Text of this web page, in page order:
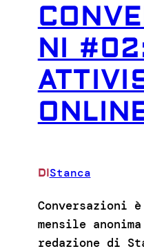
NI
DIStanca
Conversazioni
mensile
redazione di